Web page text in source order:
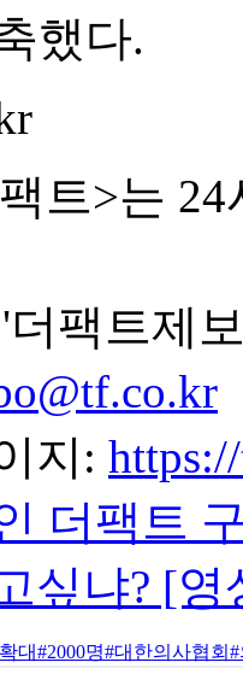
했다.
트>는
더팩트제
지:
더팩트
싶냐? [
대#2000명#대한의사협회